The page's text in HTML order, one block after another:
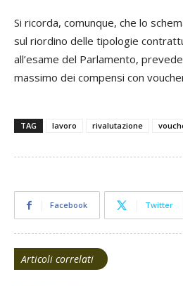
Si ricorda, comunque, che lo
sul riordino delle tipologie
all’esame del Parlamento,
massimo dei compensi con
TAG lavoro rivalutazione
Facebook Twitter
Articoli correlati